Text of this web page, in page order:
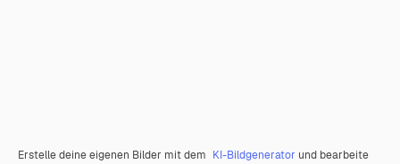
Erstelle deine eigenen Bilder mit dem KI-Bildgenerator und bearbeite